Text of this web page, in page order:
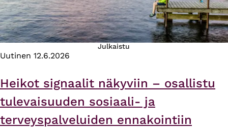
Julkaistu
Uutinen 12.6.2026
Heikot signaalit näkyviin – osallistu
tulevaisuuden sosiaali- ja
terveyspalveluiden ennakointiin